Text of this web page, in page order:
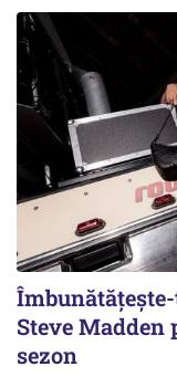
Steve Madden
sezon